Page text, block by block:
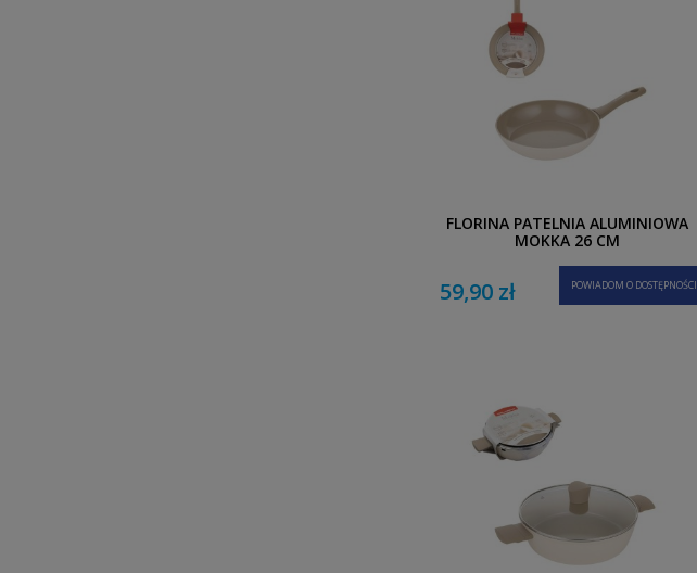
FLORINA PATELNIA ALUMINIOWA
MOKKA 26 CM
59,90 zł POWIADOM O DOSTĘPNOŚCI